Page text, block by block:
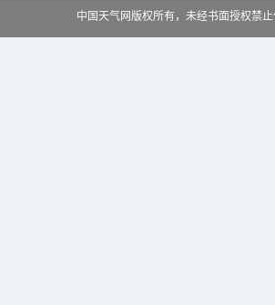
中国天气网版权所有，未经书面授权